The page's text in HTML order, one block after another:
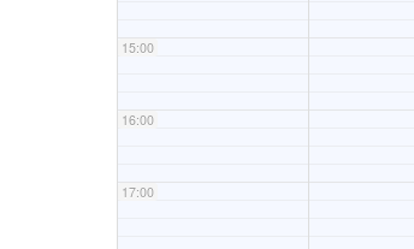
15:00
16:00
17:00